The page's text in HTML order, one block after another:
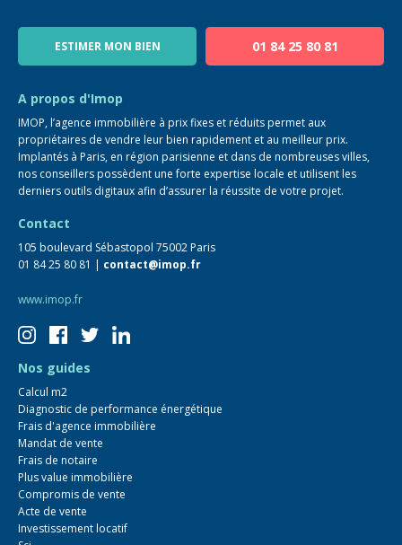
Blog
ESTIMER MON BIEN 01 84 25 80 81
A propos d'Imop
IMOP, l’agence immobilière à prix fixes et réduits permet aux
propriétaires de vendre leur bien rapidement et au meilleur prix.
Implantés à Paris, en région parisienne et dans de nombreuses villes,
nos conseillers possèdent une forte expertise locale et utilisent les
derniers outils digitaux afin d’assurer la réussite de votre projet.
Contact
105 boulevard Sébastopol 75002 Paris
01 84 25 80 81 | contact@imop.fr
www.imop.fr
Nos guides
Calcul m2
Diagnostic de performance énergétique
Frais d'agence immobilière
Mandat de vente
Frais de notaire
Plus value immobilière
Compromis de vente
Acte de vente
Investissement locatif